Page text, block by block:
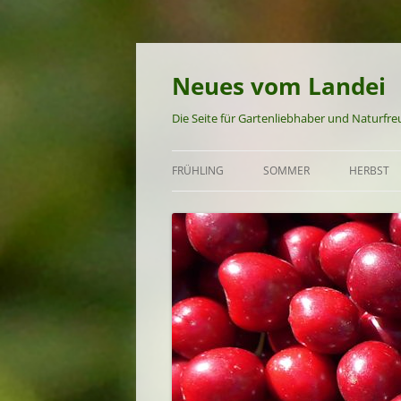
Neues vom Landei
Die Seite für Gartenliebhaber und
FRÜHLING
FRÜHLING
FRÜHLINGS-REZEPTE
SOMMER
FRÜHSOMMER-REZEPTE
SOMMER-REZEPTE
SPÄTSOMMER-REZEPTE
HERBST
HERBST-